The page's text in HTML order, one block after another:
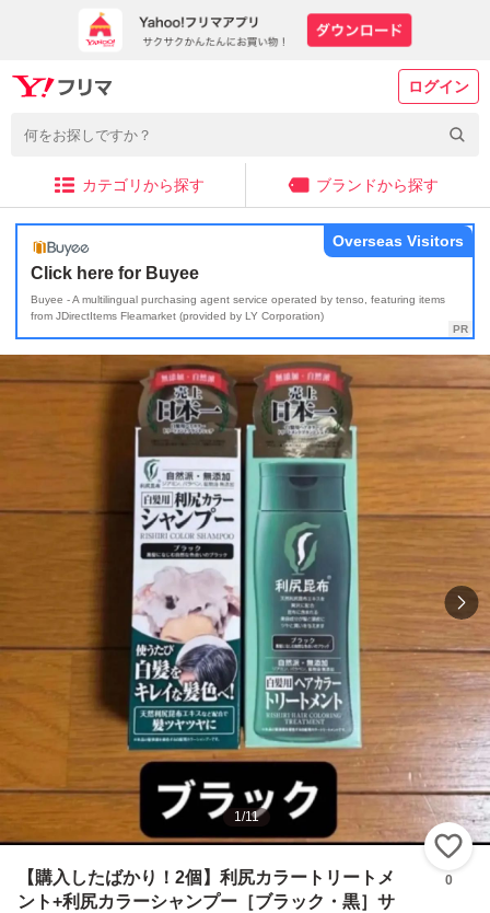
ログイン
カテゴリから探す ブランドから探す
Click here for Buyee
Buyee - A multilingual purchasing agent service operated by tenso, featuring items
from JDirectItems Fleamarket (provided by LY Corporation)
Overseas Visitors
1/11
【購入したばかり！2個】利尻カラートリートメ
ント+利尻カラーシャンプー［ブラック・黒］サ
0